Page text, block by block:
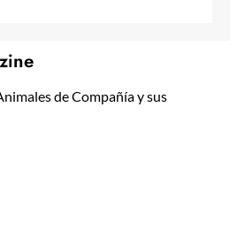
de Compañía y sus